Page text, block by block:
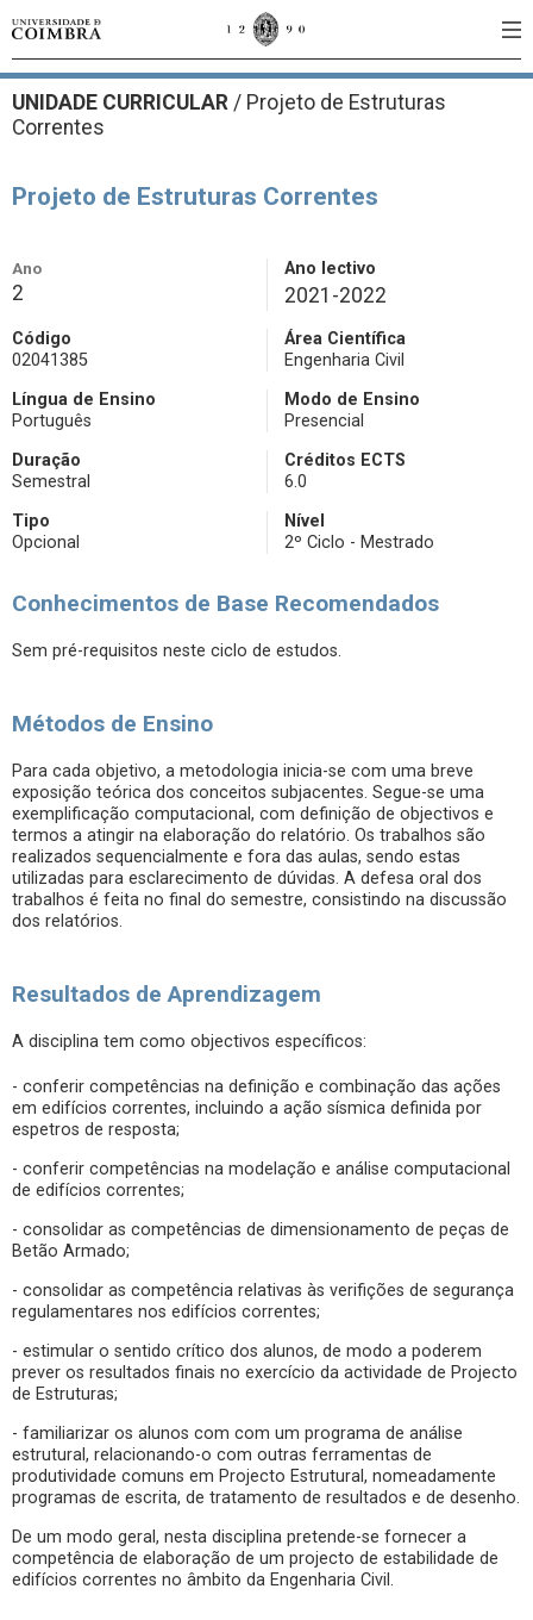
UNIDADE CURRICULAR / Projeto de Estruturas
Correntes
Projeto de Estruturas Correntes
Ano
2
Ano lectivo
2021-2022
Código
02041385
Área Científica
Engenharia Civil
Língua de Ensino
Português
Modo de Ensino
Presencial
Duração
Semestral
Créditos ECTS
6.0
Tipo
Opcional
Nível
2º Ciclo - Mestrado
Conhecimentos de Base Recomendados
Sem pré-requisitos neste ciclo de estudos.
Métodos de Ensino
Para cada objetivo, a metodologia inicia-se com uma breve
exposição teórica dos conceitos subjacentes. Segue-se uma
exemplificação computacional, com definição de objectivos e
termos a atingir na elaboração do relatório. Os trabalhos são
realizados sequencialmente e fora das aulas, sendo estas
utilizadas para esclarecimento de dúvidas. A defesa oral dos
trabalhos é feita no final do semestre, consistindo na discussão
dos relatórios.
Resultados de Aprendizagem
A disciplina tem como objectivos específicos:
- conferir competências na definição e combinação das ações
em edifícios correntes, incluindo a ação sísmica definida por
espetros de resposta;
- conferir competências na modelação e análise computacional
de edifícios correntes;
- consolidar as competências de dimensionamento de peças de
Betão Armado;
- consolidar as competência relativas às verifições de segurança
regulamentares nos edifícios correntes;
- estimular o sentido crítico dos alunos, de modo a poderem
prever os resultados finais no exercício da actividade de Projecto
de Estruturas;
- familiarizar os alunos com com um programa de análise
estrutural, relacionando-o com outras ferramentas de
produtividade comuns em Projecto Estrutural, nomeadamente
programas de escrita, de tratamento de resultados e de desenho.
De um modo geral, nesta disciplina pretende-se fornecer a
competência de elaboração de um projecto de estabilidade de
edifícios correntes no âmbito da Engenharia Civil.